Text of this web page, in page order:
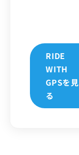
RIDE
WITH
GPSを見
る